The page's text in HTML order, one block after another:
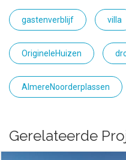
gastenverblijf villa
OrigineleHuizen
AlmereNoorderplassen
Gerelateerde